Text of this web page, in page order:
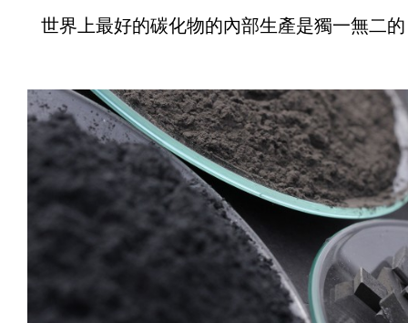
世界上最好的碳化物的內部生產是獨一無二的